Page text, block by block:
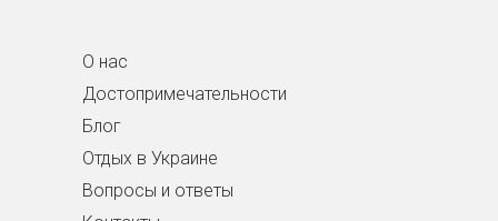
О нас
Достопримечательности
Блог
Отдых в Украине
Вопросы и ответы